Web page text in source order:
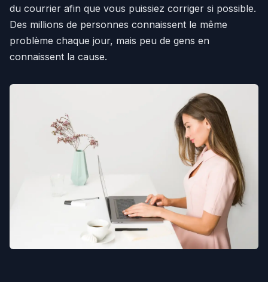
du courrier afin que vous puissiez corriger si possible.
Des millions de personnes connaissent le même
problème chaque jour, mais peu de gens en
connaissent la cause.